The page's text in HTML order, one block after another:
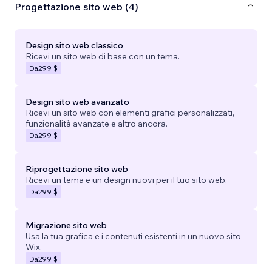
Progettazione sito web (4)
Design sito web classico
Ricevi un sito web di base con un tema.
Da299 $
Design sito web avanzato
Ricevi un sito web con elementi grafici personalizzati,
funzionalità avanzate e altro ancora.
Da299 $
Riprogettazione sito web
Ricevi un tema e un design nuovi per il tuo sito web.
Da299 $
Migrazione sito web
Usa la tua grafica e i contenuti esistenti in un nuovo sito
Wix.
Da299 $